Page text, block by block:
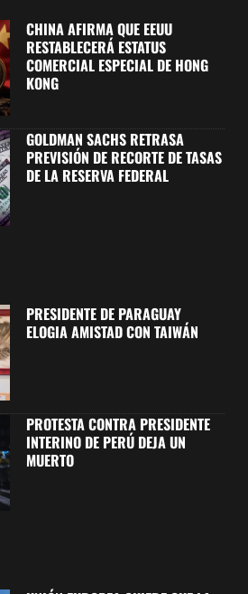
CHINA AFIRMA QUE EEUU
RESTABLECERÁ ESTATUS
COMERCIAL ESPECIAL DE HONG
KONG
GOLDMAN SACHS RETRASA
PREVISIÓN DE RECORTE DE TASAS
DE LA RESERVA FEDERAL
PRESIDENTE DE PARAGUAY
ELOGIA AMISTAD CON TAIWÁN
PROTESTA CONTRA PRESIDENTE
INTERINO DE PERÚ DEJA UN
MUERTO